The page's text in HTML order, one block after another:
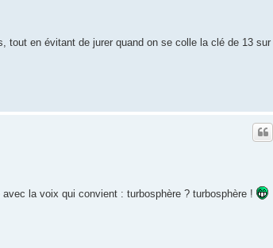
tout en évitant de jurer quand on se colle la clé de 13 sur
la voix qui convient : turbosphère ? turbosphère !